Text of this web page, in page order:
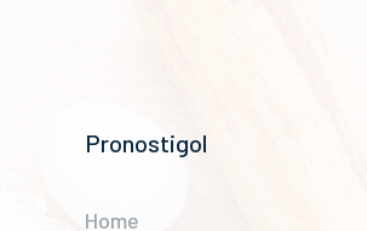
Pronostigol
Home